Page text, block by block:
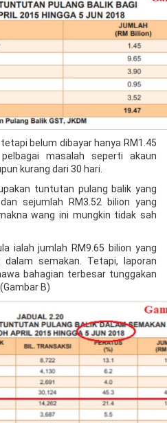
belum dibayar hanya RM1.45
masalah seperti akaun
kurang dari 30 hari.
tuntutan pulang balik yang
sejumlah RM3.52 bilion yang
wang ini mungkin tidak sah
ialah jumlah RM9.65 bilion yang
semakan. Tetapi, laporan
bahagian terbesar tunggakan
B)